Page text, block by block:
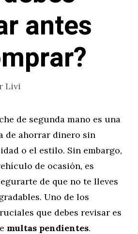
antes
Livi
de segunda mano es una
de ahorrar dinero sin
o el estilo. Sin embargo,
de ocasión, es
de que no te lleves
Uno de los
que debes revisar es
multas pendientes.